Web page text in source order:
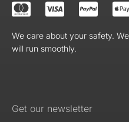
We care about your safety.
will run smoothly.
Get our newsletter